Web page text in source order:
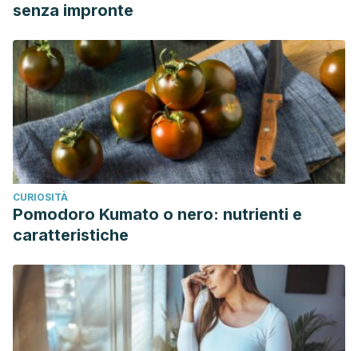
senza impronte
CURIOSITÀ
Pomodoro Kumato o nero: nutrienti e
caratteristiche